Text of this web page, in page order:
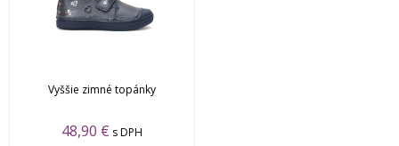
Vyššie zimné topánky
48,90 € s DPH